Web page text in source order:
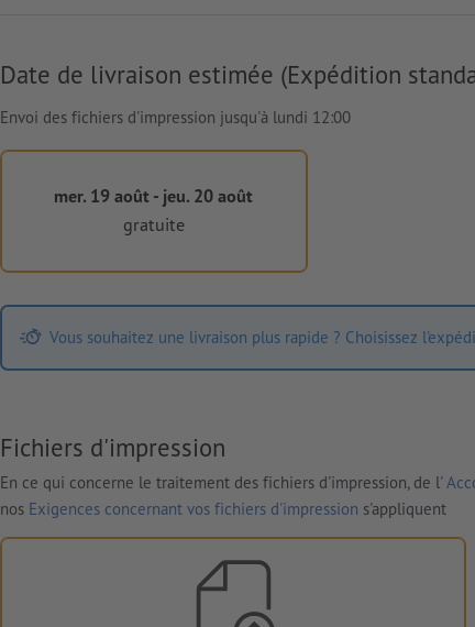
Date de livraison estimée (Expédition
Envoi des fichiers d'impression jusqu'à lundi 12:00
mer. 19 août - jeu. 20 août
gratuite
Vous souhaitez une livraison plus rapide ? Choisissez
Fichiers d'impression
En ce qui concerne le traitement des fichiers d'impression, de l'
nos Exigences concernant vos fichiers d'impression s'appliquent